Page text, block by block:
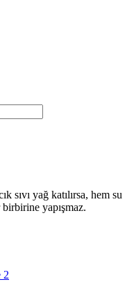
sıvı yağ katılırsa, hem su
yapışmaz.
2